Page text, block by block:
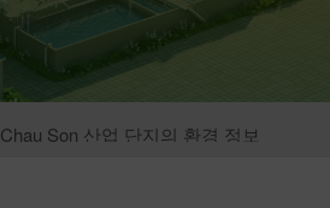
Chau Son 산업 단지의 환경 정보